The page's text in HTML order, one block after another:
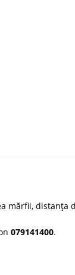
mărfii, distanța
079141400.